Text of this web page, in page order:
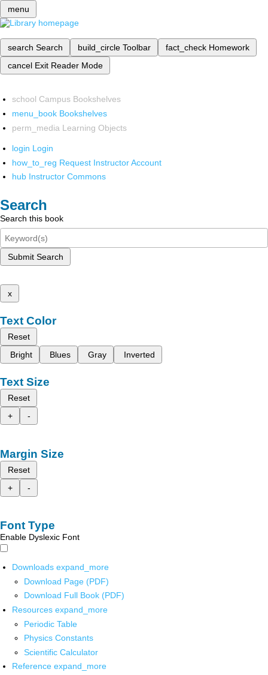
menu
search Search build_circle Toolbar fact_check Homework
cancel Exit Reader Mode
school Campus Bookshelves
menu_book Bookshelves
perm_media Learning Objects
login Login
how_to_reg Request Instructor Account
hub Instructor Commons
Search
Search this book
Submit Search
x
Text Color
Reset
Bright
Blues Gray Inverted
Text Size
Reset
+
-
Margin Size
Reset
+
-
Font Type
Enable Dyslexic Font
Downloads expand_more
Download Page (PDF)
Download Full Book (PDF)
Resources expand_more
Periodic Table
Physics Constants
Scientific Calculator
Reference expand_more